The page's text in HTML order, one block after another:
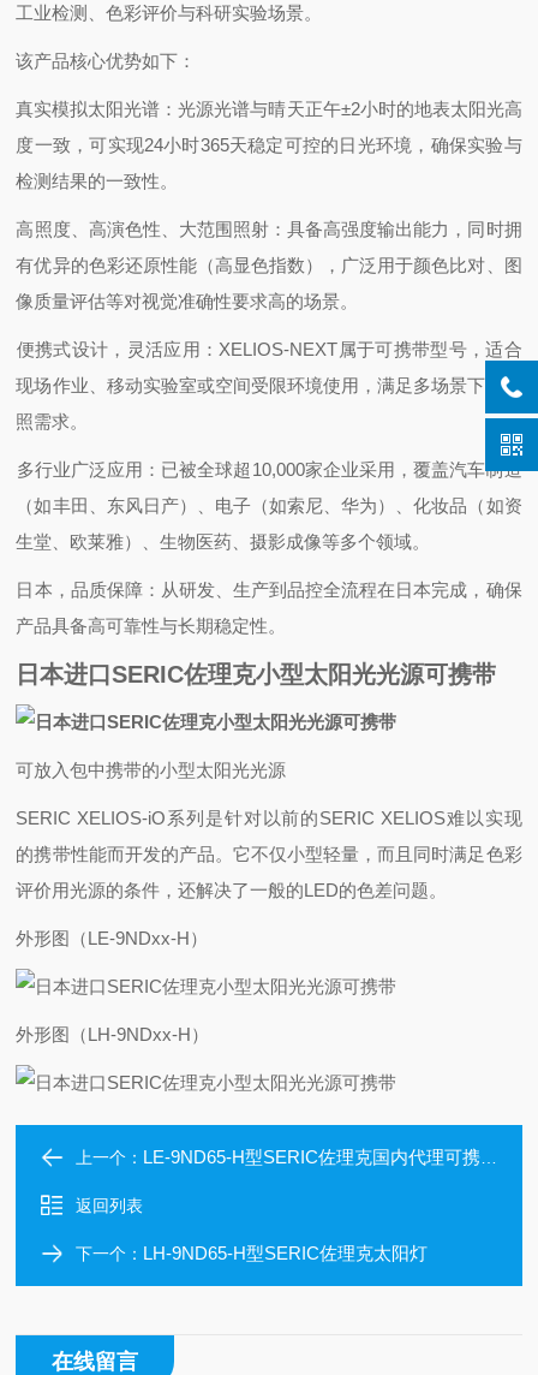
工业检测、色彩评价与科研实验场景。
该产品核心优势如下：
‌真实模拟太阳光谱‌：光源光谱与晴天正午±2小时的地表太阳光高
度一致，可实现‌24小时365天稳定可控的日光环境‌，确保实验与
检测结果的一致性。
‌高照度、高演色性、大范围照射‌：具备高强度输出能力，同时拥
有优异的色彩还原性能（高显色指数），广泛用于颜色比对、图
像质量评估等对视觉准确性要求高的场景。
‌便携式设计，灵活应用‌：XELIOS-NEXT属于可携带型号，适合
现场作业、移动实验室或空间受限环境使用，满足多场景下的光
照需求。
‌多行业广泛应用‌：已被全球超‌10,000家‌企业采用，覆盖汽车制造
（如丰田、东风日产）、电子（如索尼、华为）、化妆品（如资
生堂、欧莱雅）、生物医药、摄影成像等多个领域。
‌日本，品质保障‌：从研发、生产到品控全流程在日本完成，确保
产品具备高可靠性与长期稳定性。
日本进口SERIC佐理克小型太阳光光源可携带
可放入包中携带的小型太阳光光源
SERIC XELIOS-iO系列是针对以前的SERIC XELIOS难以实现
的携带性能而开发的产品。它不仅小型轻量，而且同时满足色彩
评价用光源的条件，还解决了一般的LED的色差问题。
外形图（LE-9NDxx-H）
外形图（LH-9NDxx-H）
上一个： LE-9ND65-H型SERIC佐理克国内代理可携带小型太阳光光源
返回列表
下一个： LH-9ND65-H型SERIC佐理克太阳灯
在线留言